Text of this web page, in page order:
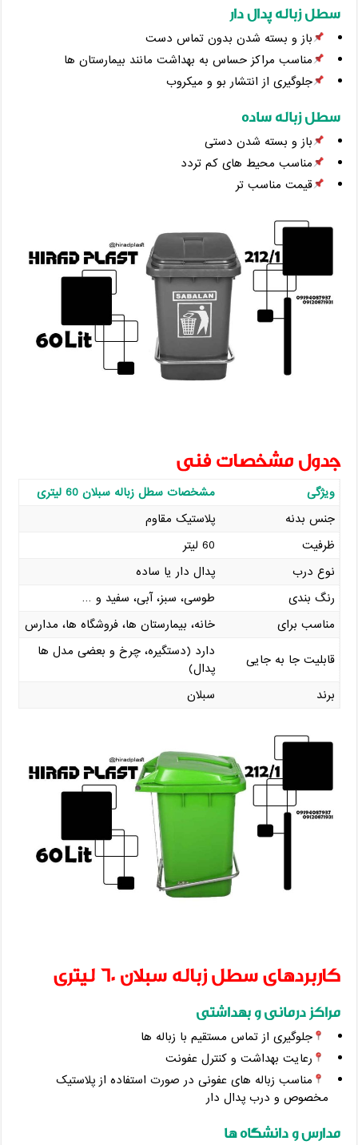
سطل زباله پدال دار
باز و بسته شدن بدون تماس دست
مناسب مراکز حساس به بهداشت مانند بیمارستان ‌ها
جلوگیری از انتشار بو و میکروب
سطل زباله ساده
باز و بسته شدن دستی
مناسب محیط ‌های کم تردد
قیمت مناسب‌ تر
جدول مشخصات فنی
ویژگی
مشخصات سطل زباله سبلان 60 لیتری
جنس بدنه
پلاستیک مقاوم
ظرفیت
60 لیتر
نوع درب
پدال دار یا ساده
رنگ ‌بندی
طوسی، سبز، آبی، سفید و …
مناسب برای
خانه، بیمارستان ‌ها، فروشگاه‌ ها، مدارس
قابلیت جا ‌به ‌جایی
دارد (دستگیره، چرخ و بعضی مدل ‌ها
پدال)
برند
سبلان
کاربردهای سطل زباله سبلان 60 لیتری
مراکز درمانی و بهداشتی
جلوگیری از تماس مستقیم با زباله ‌ها
رعایت بهداشت و کنترل عفونت
مناسب زباله ‌های عفونی در صورت استفاده از پلاستیک
مخصوص و درب پدال دار
مدارس و دانشگاه ‌ها